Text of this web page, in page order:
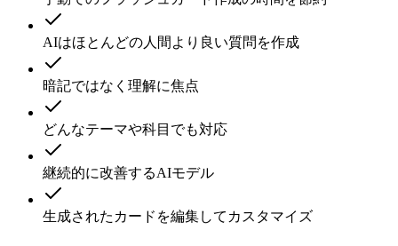
AIはほとんどの人間より良い質問を作成
暗記ではなく理解に焦点
どんなテーマや科目でも対応
継続的に改善するAIモデル
生成されたカードを編集してカスタマイズ